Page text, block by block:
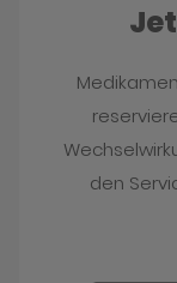
den